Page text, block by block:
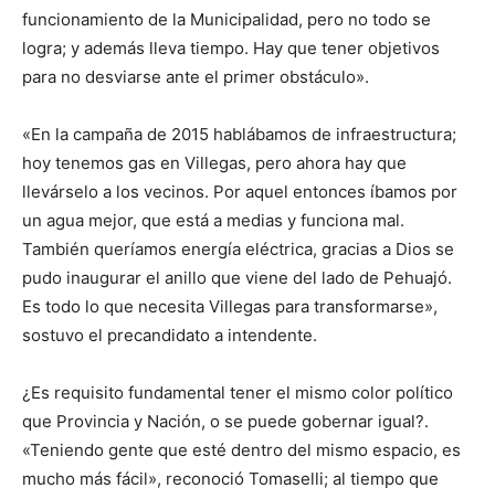
funcionamiento de la Municipalidad, pero no todo se
logra; y además lleva tiempo. Hay que tener objetivos
para no desviarse ante el primer obstáculo».
«En la campaña de 2015 hablábamos de infraestructura;
hoy tenemos gas en Villegas, pero ahora hay que
llevárselo a los vecinos. Por aquel entonces íbamos por
un agua mejor, que está a medias y funciona mal.
También queríamos energía eléctrica, gracias a Dios se
pudo inaugurar el anillo que viene del lado de Pehuajó.
Es todo lo que necesita Villegas para transformarse»,
sostuvo el precandidato a intendente.
¿Es requisito fundamental tener el mismo color político
que Provincia y Nación, o se puede gobernar igual?.
«Teniendo gente que esté dentro del mismo espacio, es
mucho más fácil», reconoció Tomaselli; al tiempo que